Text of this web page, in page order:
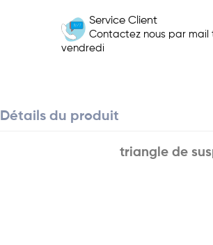
Service Client
Contactez nous par mail
vendredi
Détails du produit
triangle de